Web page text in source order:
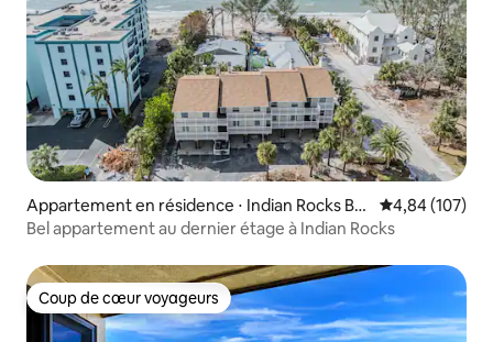
Appartement en résidence ⋅ Indian Rocks Be
ach
Évaluation
4,84 (107)
Bel appartement au dernier étage à Indian Rocks
Coup de cœur voyageurs
Coup de cœur voyageurs